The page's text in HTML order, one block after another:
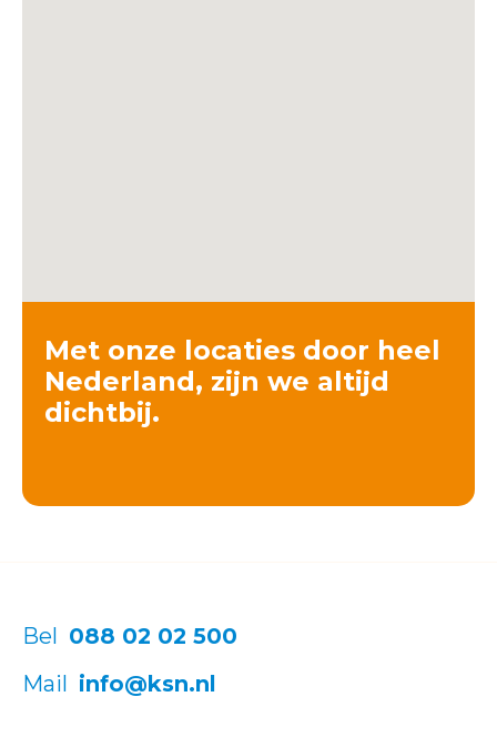
Met onze locaties door heel
Nederland, zijn we altijd
dichtbij.
Bel 088 02 02 500
Mail info@ksn.nl